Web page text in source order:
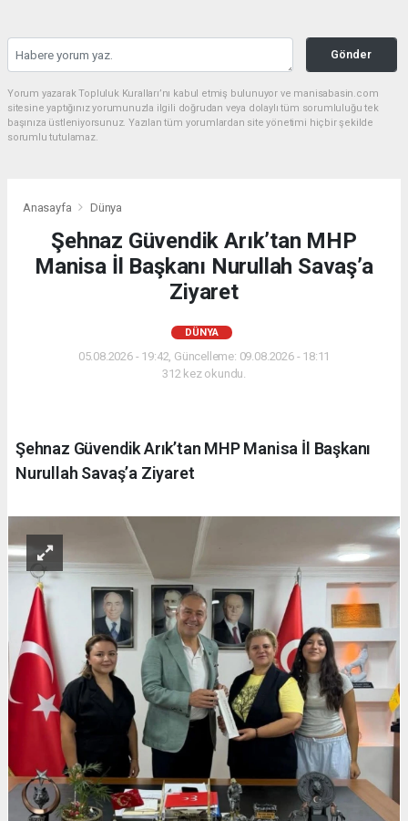
Gönder
Yorum yazarak Topluluk Kuralları’nı kabul etmiş bulunuyor ve manisabasin.com
sitesine yaptığınız yorumunuzla ilgili doğrudan veya dolaylı tüm sorumluluğu tek
başınıza üstleniyorsunuz. Yazılan tüm yorumlardan site yönetimi hiçbir şekilde
sorumlu tutulamaz.
Anasayfa Dünya
Şehnaz Güvendik Arık’tan MHP
Manisa İl Başkanı Nurullah Savaş’a
Ziyaret
DÜNYA
05.08.2026 - 19:42, Güncelleme: 09.08.2026 - 18:11
312 kez okundu.
Şehnaz Güvendik Arık’tan MHP Manisa İl Başkanı
Nurullah Savaş’a Ziyaret